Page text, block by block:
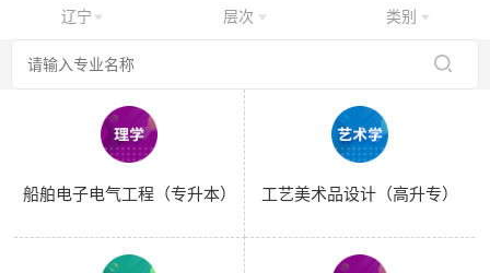
辽宁 层次 类别
船舶电子电气工程（专升本） 工艺美术品设计（高升专）